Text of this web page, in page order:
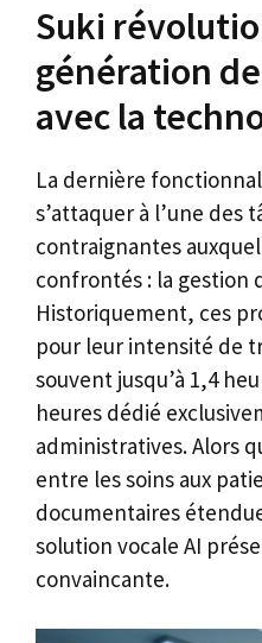
Suki
génération
avec la
La dernière
s’attaquer à l’une des
contraignantes
confrontés : la gestion
Historiquement, ces
pour leur intensité de
souvent jusqu’à 1,4
heures dédié
administratives. Alors
entre les soins aux
documentaires
solution vocale AI
convaincante.